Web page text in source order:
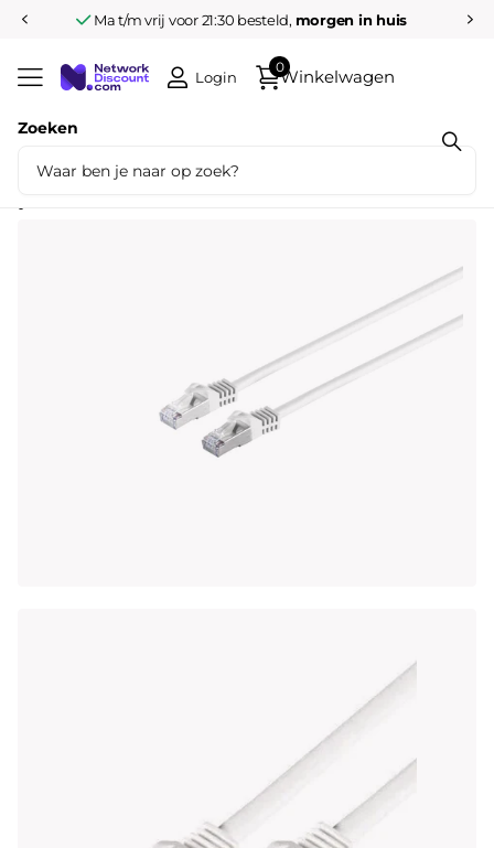
Ma t/m vrij voor 21:30 besteld, morgen in huis
Zoeken
Login Winkelwagen
0
Deel dit product
Cat7 50M Wit SSTP/PiMF halogeenvrij